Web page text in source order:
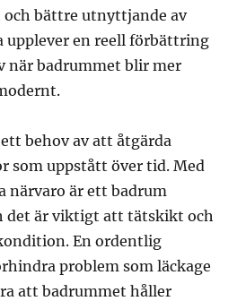
bättre utnyttjande av
upplever en reell förbättring
när badrummet blir mer
behov av att åtgärda
som uppstått över tid. Med
närvaro är ett badrum
det är viktigt att tätskikt och
En ordentlig
problem som läckage
att badrummet håller